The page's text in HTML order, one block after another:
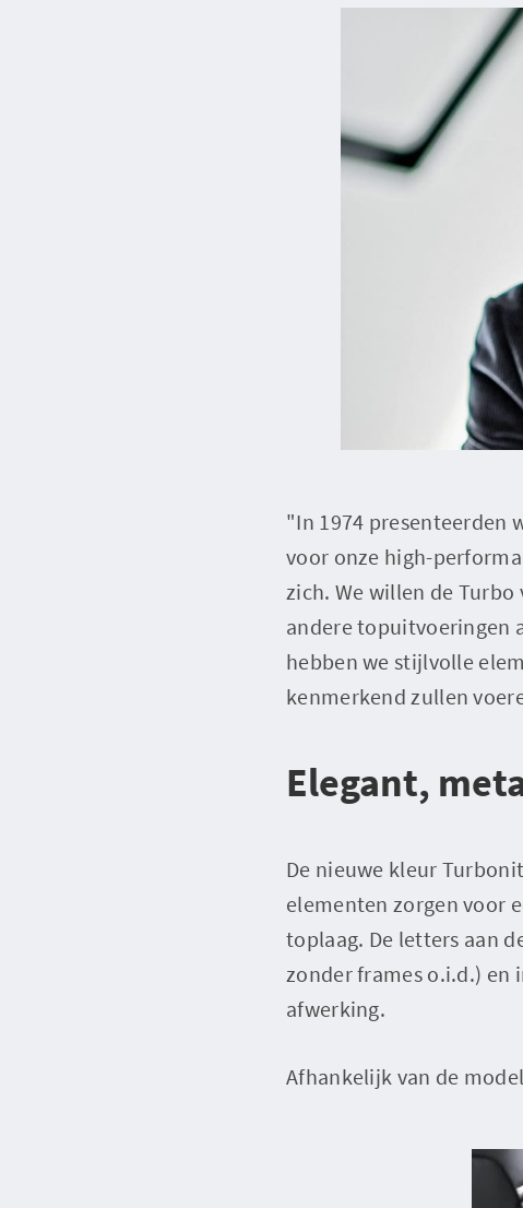
"In 1974 presenteerden
voor onze high-
zich. We willen de
andere topuitvoeringen
hebben we stijlvolle
kenmerkend zullen
Elegant,
De nieuwe kleur
elementen zorgen voor
toplaag. De letters aan
zonder frames o.i.d.) en
afwerking.
Afhankelijk van de